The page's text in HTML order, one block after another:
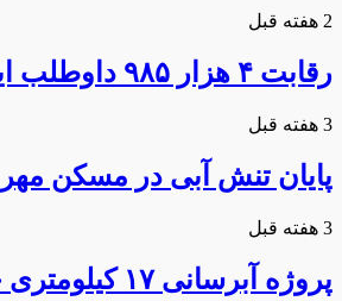
2 هفته قبل
رقابت ۴ هزار ۹۸۵ داوطلب ایلامی در آزمون کارشناسی ارشد ۱۴۰۵/ جزئیات حوزه‌های برگزاری اعلام شد
3 هفته قبل
پایان تنش آبی در مسکن مهر دهلران؛ ۳ هزار نفر از آب شرب
3 هفته قبل
پروژه آبرسانی ۱۷ کیلومتری خط انتقال به پایانه مرزی چیلات دهلران به اتمام رسید